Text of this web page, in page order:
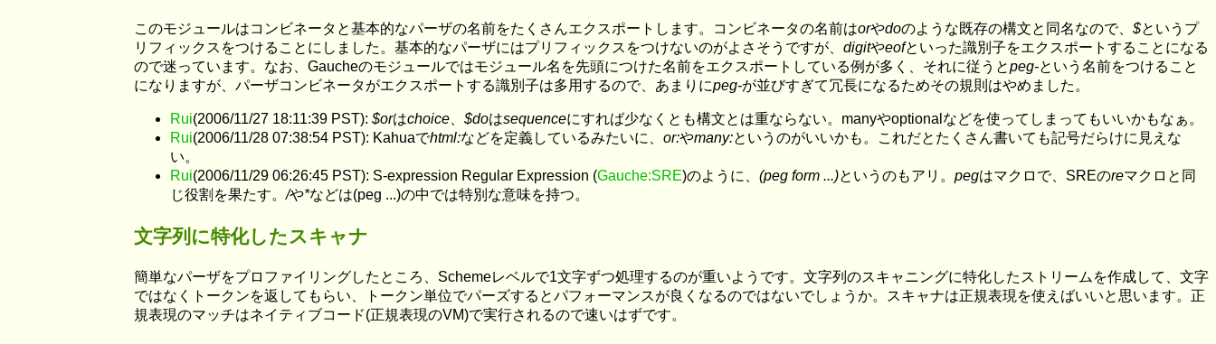
このモジュールはコンビネータと基本的なパーザの名前をたくさんエクスポートします。コンビネータの名前はorやdoのような既存の構文と同名なので、 $というプ
リフィックスをつけることにしました。基本的なパーザにはプリフィックスをつけないのがよさそうですが、 digitやeofといった識別子をエクスポートすることになる
ので迷っています。なお、Gaucheのモジュールではモジュール名を先頭につけた名前をエクスポートしている例が多く、それに従うとpeg-という名前をつけること
になりますが、パーザコンビネータがエクスポートする識別子は多用するので、あまりにpeg-が並びすぎて冗長になるためその規則はやめました。
Rui(2006/11/27 18:11:39 PST): $orはchoice $doはsequenceにすれば少なくとも構文とは重ならない。manyやoptionalなどを使ってしまってもいいかもなぁ。
Rui(2006/11/28 07:38:54 PST): Kahuaでhtml:などを定義しているみたいに、 or:やmany:というのがいいかも。これだとたくさん書いても記号だらけに見えな
い。
Rui(2006/11/29 06:26:45 PST): S-expression Regular Expression (Gauche:SRE)のように、 (peg form ...)というのもアリ。 pegはマクロで、SREのreマクロと同
じ役割を果たす。/や*などは(peg ...)の中では特別な意味を持つ。
文字列に特化したスキャナ
簡単なパーザをプロファイリングしたところ、Schemeレベルで1文字ずつ処理するのが重いようです。文字列のスキャニングに特化したストリームを作成して、文字
ではなくトークンを返してもらい、トークン単位でパーズするとパフォーマンスが良くなるのではないでしょうか。スキャナは正規表現を使えばいいと思います。正
規表現のマッチはネイティブコード(正規表現のVM)で実行されるので速いはずです。